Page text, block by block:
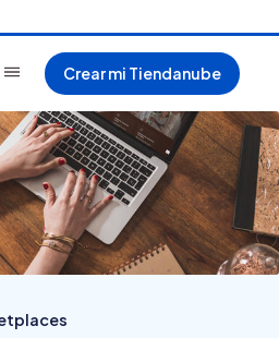
Crear mi Tiendanube